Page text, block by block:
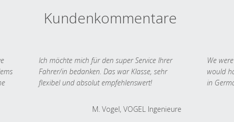
Kundenkommentare
Ich möchte mich für den super Service Ihrer
Fahrer/in bedanken. Das war Klasse, sehr
flexibel und absolut empfehlenswert!
M. Vogel, VOGEL Ingenieure
We
would
in